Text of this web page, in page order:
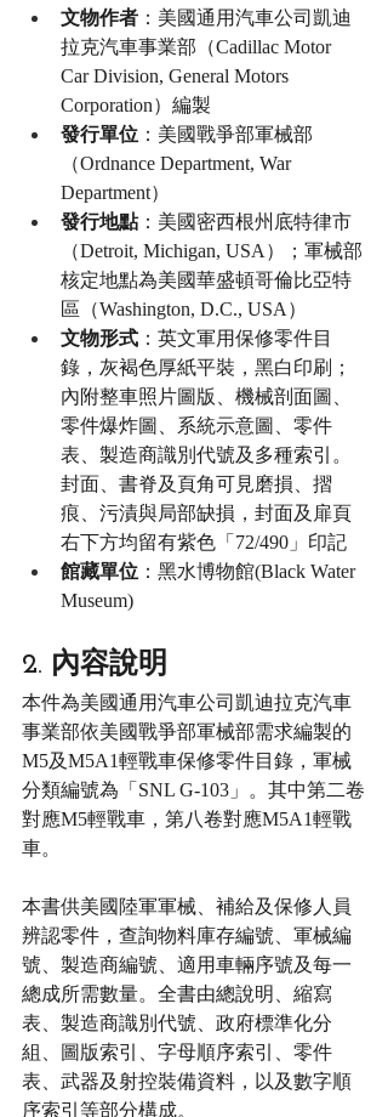
文物作者 ：美國通用汽車公司凱迪
拉克汽車事業部（Cadillac Motor
Car Division, General Motors
Corporation）編製
發行單位 ：美國戰爭部軍械部
（Ordnance Department, War
Department）
發行地點：美國密西根州底特律市
（Detroit, Michigan, USA）；軍械部
核定地點為美國華盛頓哥倫比亞特
區（Washington, D.C., USA）
文物形式 ：英文軍用保修零件目
錄，灰褐色厚紙平裝，黑白印刷；
內附整車照片圖版、機械剖面圖、
零件爆炸圖、系統示意圖、零件
表、製造商識別代號及多種索引。
封面、書脊及頁角可見磨損、摺
痕、污漬與局部缺損，封面及扉頁
右下方均留有紫色「72/490」印記
館藏單位 ：黑水博物館(Black Water
Museum)
2. 內容說明
本件為美國通用汽車公司凱迪拉克汽車
事業部依美國戰爭部軍械部需求編製的
M5及M5A1輕戰車保修零件目錄，軍械
分類編號為「SNL G-103」。其中第二卷
對應M5輕戰車，第八卷對應M5A1輕戰
車。
本書供美國陸軍軍械、補給及保修人員
辨認零件，查詢物料庫存編號、軍械編
號、製造商編號、適用車輛序號及每一
總成所需數量。全書由總說明、縮寫
表、製造商識別代號、政府標準化分
組、圖版索引、字母順序索引、零件
表、武器及射控裝備資料，以及數字順
序索引等部分構成。